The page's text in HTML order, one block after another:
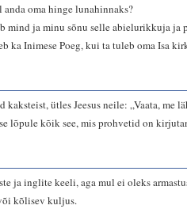
anda oma hinge lunahinnaks?
mind ja minu sõnu selle abielurikkuja ja
ka Inimese Poeg, kui ta tuleb oma Isa
kaksteist, ütles Jeesus neile: „Vaata, me
lõpule kõik see, mis prohvetid on
ja inglite keeli, aga mul ei oleks
kõlisev kuljus.